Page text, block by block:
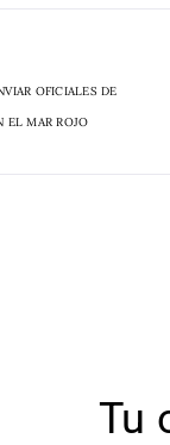
OFICIALES DE
EL MAR ROJO
Tu